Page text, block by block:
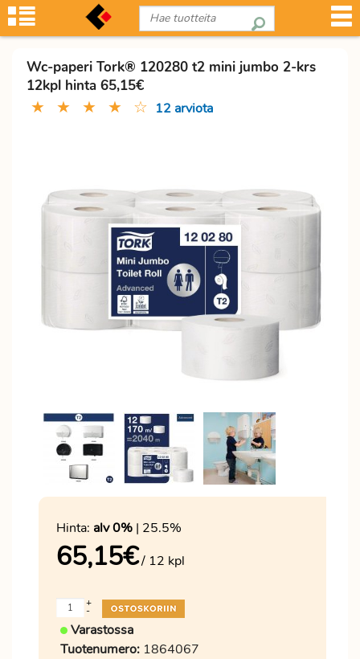
Wc-paperi Tork® 120280 t2 mini jumbo 2-krs
12kpl hinta 65,15€
★ ★ ★ ★ ☆ 12 arviota
Hinta: alv 0% | 25.5%
65,15€/ 12 kpl
-
+
Varastossa
Tuotenumero: 1864067